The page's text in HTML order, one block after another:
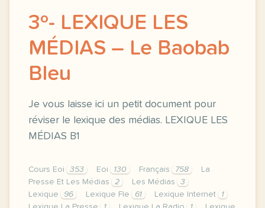
3º- LEXIQUE LES
MÉDIAS – Le Baobab
Bleu
Je vous laisse ici un petit document pour
réviser le lexique des médias. LEXIQUE LES
MÉDIAS B1
Cours Eoi 353 Eoi 130 Français 758
La
Presse Et Les Médias
2 Les Médias
3
Lexique
96 Lexique Fle 61 Lexique Internet
1